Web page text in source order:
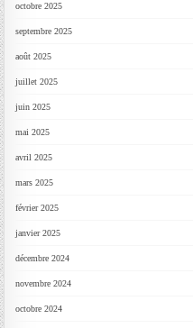
octobre 2025
septembre 2025
août 2025
juillet 2025
juin 2025
mai 2025
avril 2025
mars 2025
février 2025
janvier 2025
décembre 2024
novembre 2024
octobre 2024